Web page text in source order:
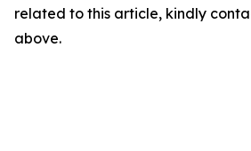
related to this article, kindly
above.